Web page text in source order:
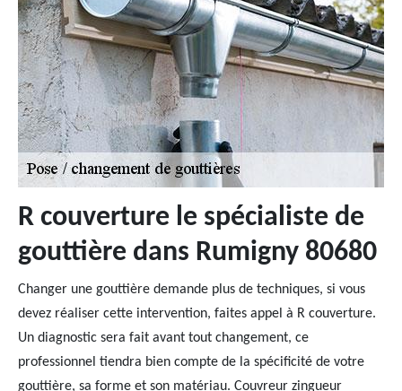
R couverture le spécialiste de
gouttière dans Rumigny 80680
Changer une gouttière demande plus de techniques, si vous
devez réaliser cette intervention, faites appel à R couverture.
Un diagnostic sera fait avant tout changement, ce
professionnel tiendra bien compte de la spécificité de votre
gouttière, sa forme et son matériau. Couvreur zingueur